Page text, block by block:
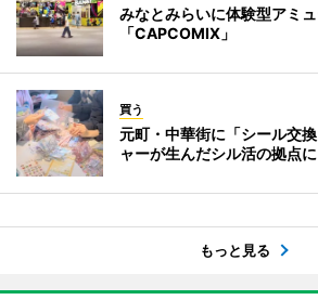
みなとみらいに体験型アミ
「CAPCOMIX」
買う
元町・中華街に「シール交
ャーが生んだシル活の拠点に
もっと見る